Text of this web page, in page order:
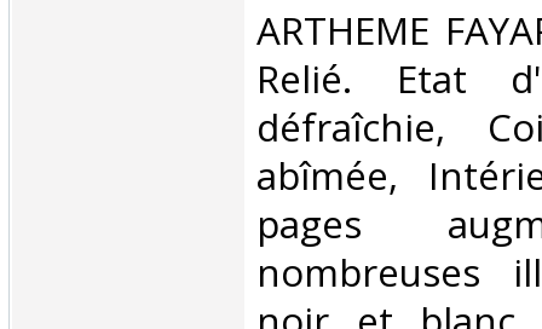
‎ARTHEME
Relié. Etat
défraîchie,
abîmée,
pages
nombreuses